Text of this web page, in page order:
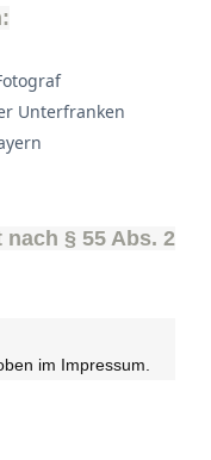
Unterfranken
§ 55 Abs. 2
im Impressum.